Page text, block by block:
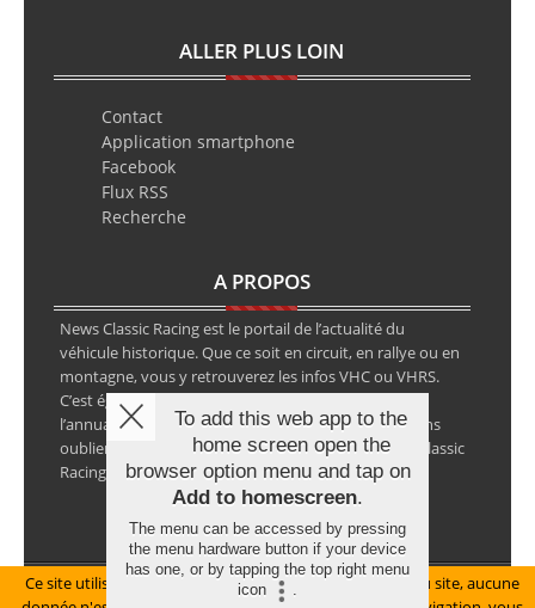
ALLER PLUS LOIN
Contact
Application smartphone
Facebook
Flux RSS
Recherche
A PROPOS
News Classic Racing est le portail de l’actualité du
véhicule historique. Que ce soit en circuit, en rallye ou en
montagne, vous y retrouverez les infos VHC ou VHRS.
C’est également le calendrier des épreuves ainsi que
l’annuaire des spécialistes de la voiture ancienne, sans
oublier les petites annonces avec notre partenaire Classic
Racing Annonces.
Mentions légales
Ce site utilise des cookies pour le bon fonctionnement du site, aucune
To add this web app to the
home screen open the
browser option menu and tap on
Add to homescreen.
The menu can be accessed by pressing
the menu hardware button if your device
has one, or by tapping the top right menu
icon
.